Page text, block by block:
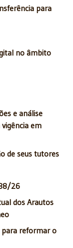
para
no âmbito
e análise
em
de seus tutores
26
dos Arautos
para reformar o